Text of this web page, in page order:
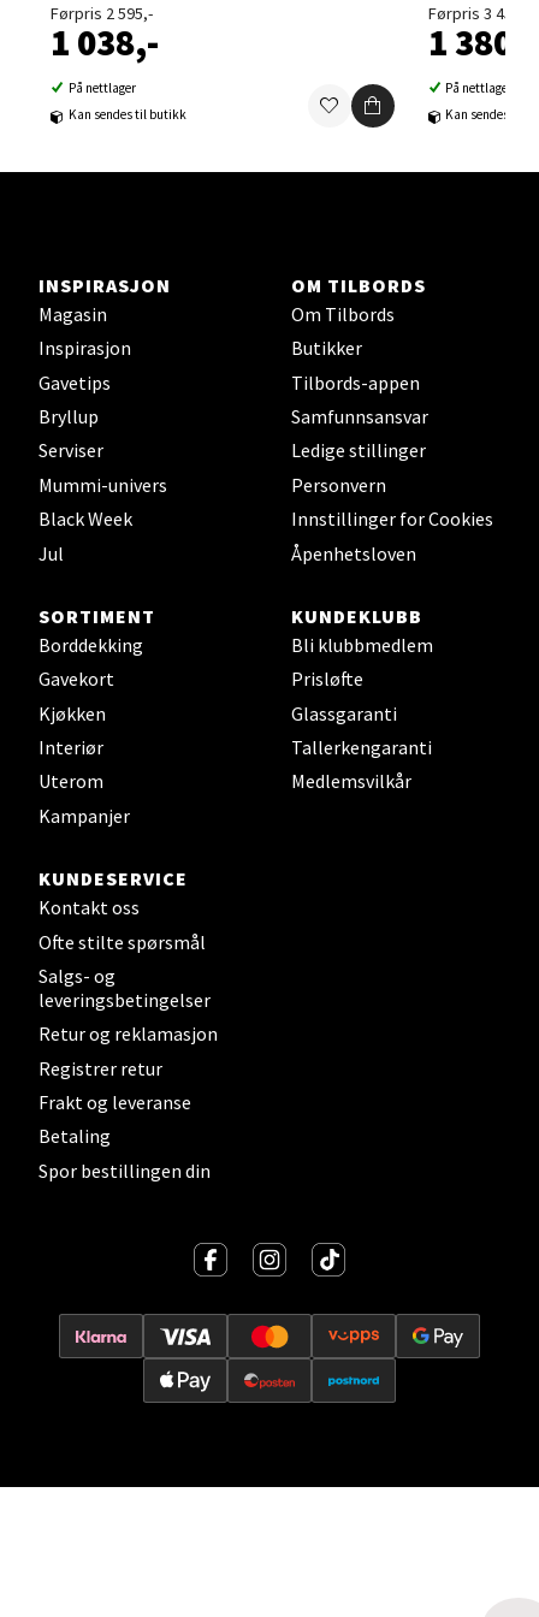
Førpris 2 595,-
1 038,-
På nettlager
Kan sendes til butikk
Førpris 3 450,-
1 380,-
På nettlager
Kan sendes til
INSPIRASJON
Magasin
Inspirasjon
Gavetips
Bryllup
Serviser
Mummi-univers
Black Week
Jul
OM TILBORDS
Om Tilbords
Butikker
Tilbords-appen
Samfunnsansvar
Ledige stillinger
Personvern
Innstillinger for Cookies
Åpenhetsloven
SORTIMENT
Borddekking
Gavekort
Kjøkken
Interiør
Uterom
Kampanjer
KUNDEKLUBB
Bli klubbmedlem
Prisløfte
Glassgaranti
Tallerkengaranti
Medlemsvilkår
KUNDESERVICE
Kontakt oss
Ofte stilte spørsmål
Salgs- og
leveringsbetingelser
Retur og reklamasjon
Registrer retur
Frakt og leveranse
Betaling
Spor bestillingen din
Velg
0 i butikk
Steinkjer - Thon Senter Steinkjer
Sjøfartsgata 2, 7714 Steinkjer
Velg
Leirvik - Stord
Torgbakken 2, 5401 Stord
Oslo - Thon Senter Storo
Vitaminveien 7 - 9, 0485 Oslo
Åpent i dag 10-21
Lillehammer - Strandtorget